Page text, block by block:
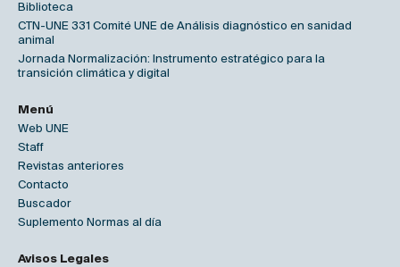
Biblioteca
CTN-UNE 331 Comité UNE de Análisis diagnóstico en sanidad
animal
Jornada Normalización: Instrumento estratégico para la
transición climática y digital
Menú
Web UNE
Staff
Revistas anteriores
Contacto
Buscador
Suplemento Normas al día
Avisos Legales